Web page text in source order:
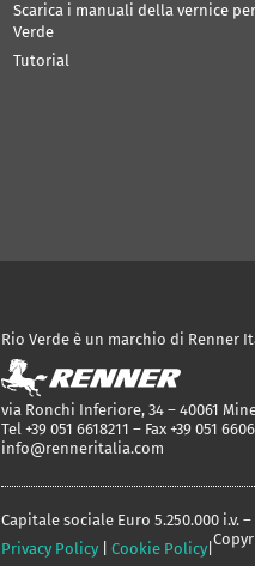
Scarica i manuali della vernice
Verde
Tutorial
Rio Verde è un marchio di Renner
via Ronchi Inferiore, 34 – 40061
Tel +39 051 6618211 – Fax +39 051
info@renneritalia.com
Capitale sociale Euro 5.250.000 i.v. –
Privacy Policy
Cookie Policy